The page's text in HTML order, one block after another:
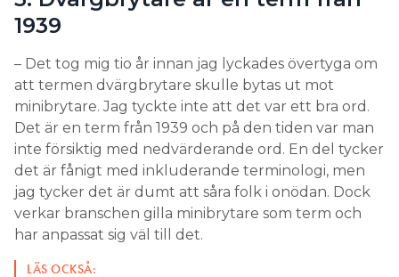
1939
– Det tog mig tio år innan jag lyckades övertyga om
att termen dvärgbrytare skulle bytas ut mot
minibrytare. Jag tyckte inte att det var ett bra ord.
Det är en term från 1939 och på den tiden var man
inte försiktig med nedvärderande ord. En del tycker
det är fånigt med inkluderande terminologi, men
jag tycker det är dumt att såra folk i onödan. Dock
verkar branschen gilla minibrytare som term och
har anpassat sig väl till det.
LÄS OCKSÅ: